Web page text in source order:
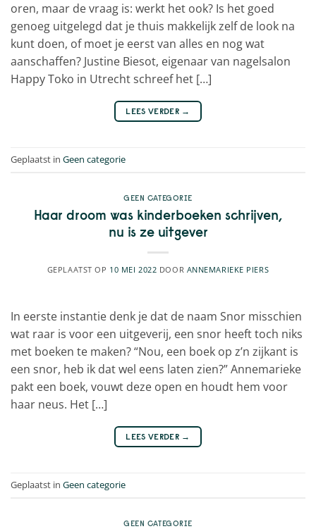
oren, maar de vraag is: werkt het ook? Is het goed
genoeg uitgelegd dat je thuis makkelijk zelf de look na
kunt doen, of moet je eerst van alles en nog wat
aanschaffen? Justine Biesot, eigenaar van nagelsalon
Happy Toko in Utrecht schreef het […]
LEES VERDER →
Geplaatst in Geen categorie
GEEN CATEGORIE
Haar droom was kinderboeken schrijven,
nu is ze uitgever
GEPLAATST OP 10 MEI 2022 DOOR ANNEMARIEKE PIERS
In eerste instantie denk je dat de naam Snor misschien
wat raar is voor een uitgeverij, een snor heeft toch niks
met boeken te maken? “Nou, een boek op z’n zijkant is
een snor, heb ik dat wel eens laten zien?” Annemarieke
pakt een boek, vouwt deze open en houdt hem voor
haar neus. Het […]
LEES VERDER →
Geplaatst in Geen categorie
GEEN CATEGORIE